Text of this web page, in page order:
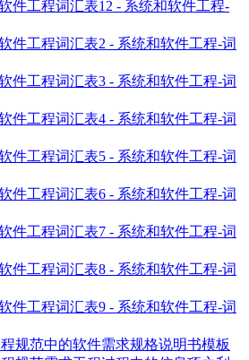
件工程词汇表12 - 系统和软件工程-
件工程词汇表2 - 系统和软件工程-词
件工程词汇表3 - 系统和软件工程-词
件工程词汇表4 - 系统和软件工程-词
件工程词汇表5 - 系统和软件工程-词
件工程词汇表6 - 系统和软件工程-词
件工程词汇表7 - 系统和软件工程-词
件工程词汇表8 - 系统和软件工程-词
件工程词汇表9 - 系统和软件工程-词
规范中的软件需求规格说明书模板